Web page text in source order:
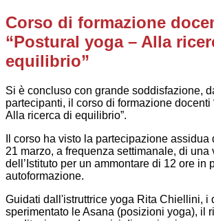
Corso di formazione
“Postural yoga – Alla
equilibrio”
Si è concluso con grande soddisfazione,
partecipanti, il corso di formazione docenti
Alla ricerca di equilibrio”.
Il corso ha visto la partecipazione assidua
21 marzo, a frequenza settimanale, di una
dell’Istituto per un ammontare di 12 ore in
autoformazione.
Guidati dall'istruttrice yoga Rita Chiellini, i
sperimentato le Asana (posizioni yoga), il